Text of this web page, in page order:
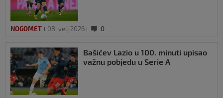
NOGOMET 08. velj 2026 0
Bašićev Lazio u 100. minuti upisao
važnu pobjedu u Serie A